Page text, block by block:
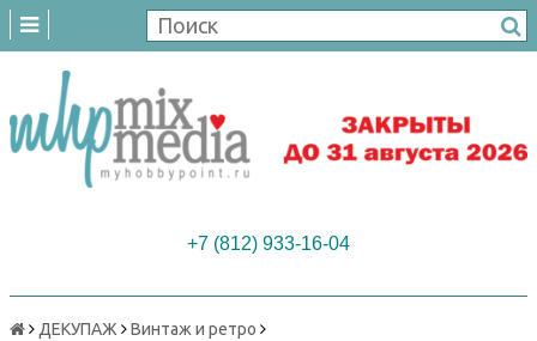
+7 (812) 933-16-04
ДЕКУПАЖ Винтаж и ретро